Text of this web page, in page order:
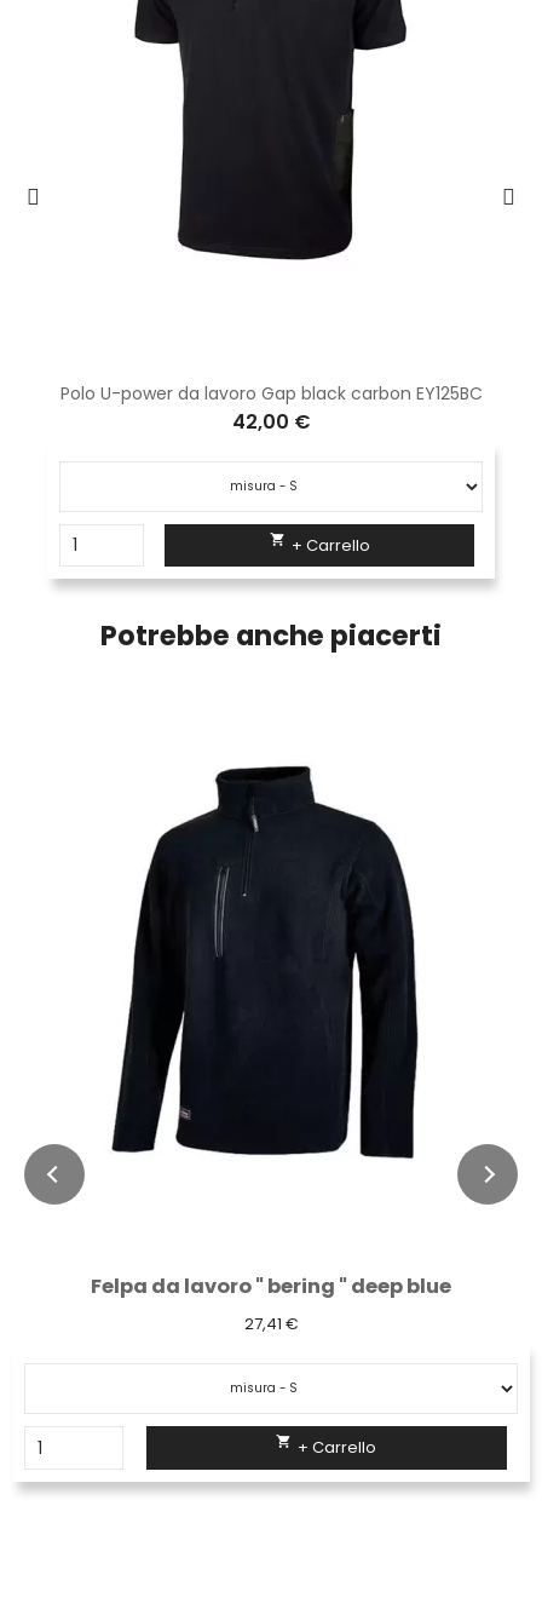
Polo U-power da lavoro Gap black carbon EY125BC
42,00 €
 + Carrello
Potrebbe anche piacerti
Felpa da lavoro " bering " deep blue
27,41 €
 + Carrello